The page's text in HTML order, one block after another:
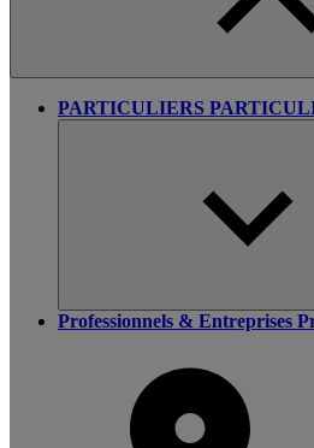
PARTICULIERS
Professionnels & Entreprises